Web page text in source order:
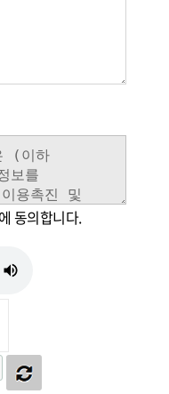
동의합니다.